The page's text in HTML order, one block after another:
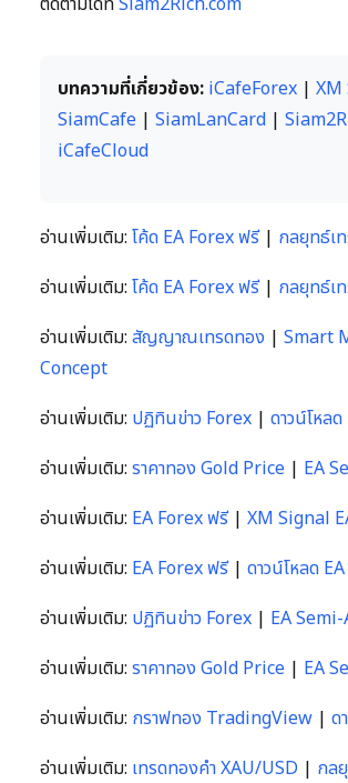
บทความที่เกี่ยวข้อง: iCafeForex | XM
SiamCafe | SiamLanCard | Siam2R
iCafeCloud
อ่านเพิ่มเติม: โค้ด EA Forex ฟรี| กลยุทธ์เ
อ่านเพิ่มเติม: โค้ด EA Forex ฟรี| กลยุทธ์เ
อ่านเพิ่มเติม: สัญญาณเทรดทอง | Smart
Concept
อ่านเพิ่มเติม: ปฏิทินข่าว Forex | ดาวน์โหล
อ่านเพิ่มเติม: ราคาทอง Gold Price | EA
อ่านเพิ่มเติม: EA Forex ฟรี| XM Signal
อ่านเพิ่มเติม: EA Forex ฟรี| ดาวน์โหลด
อ่านเพิ่มเติม: ปฏิทินข่าว Forex | EA
อ่านเพิ่มเติม: ราคาทอง Gold Price | EA
อ่านเพิ่มเติม: กราฟทอง TradingView | ด
อ่านเพิ่มเติม: เทรดทองคำ XAU/USD | กล